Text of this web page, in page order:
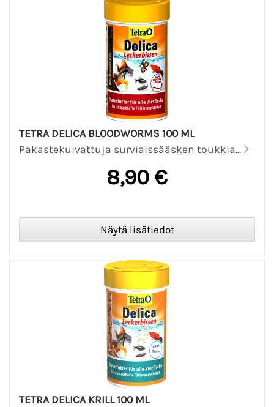
TETRA DELICA BLOODWORMS 100 ML
Pakastekuivattuja surviaissääsken toukkia...
8,90 €
TETRA DELICA KRILL 100 ML